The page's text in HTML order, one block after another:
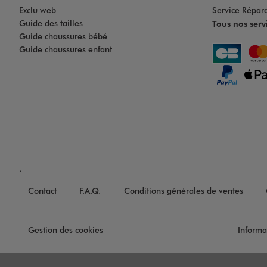
Exclu web
Guide des tailles
Guide chaussures bébé
Guide chaussures enfant
Service
Tous nos
.
Contact
F.A.Q. Conditions générales de ventes
Gestion des cookies